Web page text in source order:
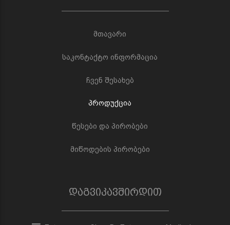
მთავარი
საკონტაქტო ინფორმაცია
ჩვენ შესახებ
პროდუქცია
წესები და პირობები
მიწოდების პირობები
დაგვიკავშირდით